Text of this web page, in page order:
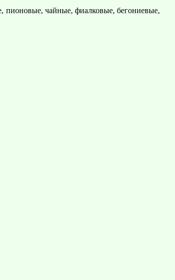
пионовые, чайные, фиалковые, бегониевые,